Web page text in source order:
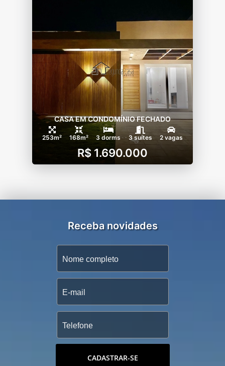
CASA EM CONDOMÍNIO FECHADO
253m² 168m² 3 dorms 3 suítes 2 vagas
R$ 1.690.000
Receba novidades
CADASTRAR-SE